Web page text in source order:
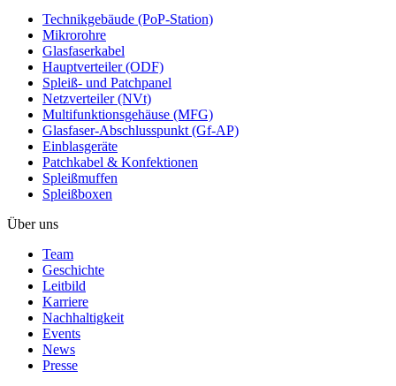
Technikgebäude (PoP-Station)
Mikrorohre
Glasfaserkabel
Hauptverteiler (ODF)
Spleiß- und Patchpanel
Netzverteiler (NVt)
Multifunktionsgehäuse (MFG)
Glasfaser-Abschlusspunkt (Gf-AP)
Einblasgeräte
Patchkabel & Konfektionen
Spleißmuffen
Spleißboxen
Über uns
Team
Geschichte
Leitbild
Karriere
Nachhaltigkeit
Events
News
Presse